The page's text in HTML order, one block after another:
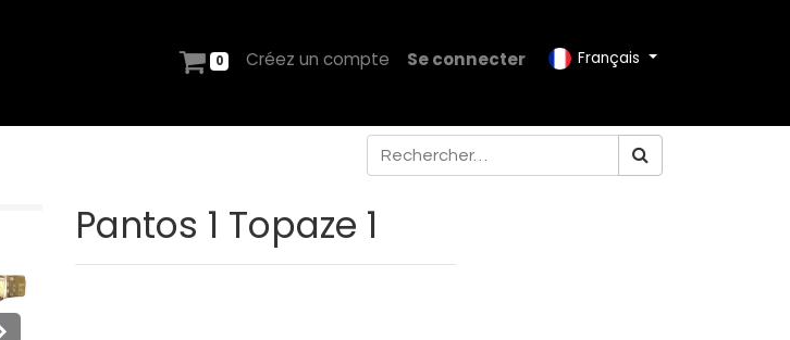
0 Créez un compte Se connecter Français
Pantos 1 Topaze 1